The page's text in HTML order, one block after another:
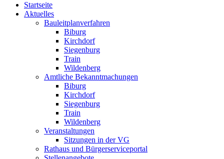
Startseite
Aktuelles
Bauleitplanverfahren
Biburg
Kirchdorf
Siegenburg
Train
Wildenberg
Amtliche Bekanntmachungen
Biburg
Kirchdorf
Siegenburg
Train
Wildenberg
Veranstaltungen
Sitzungen in der VG
Rathaus und Bürgerserviceportal